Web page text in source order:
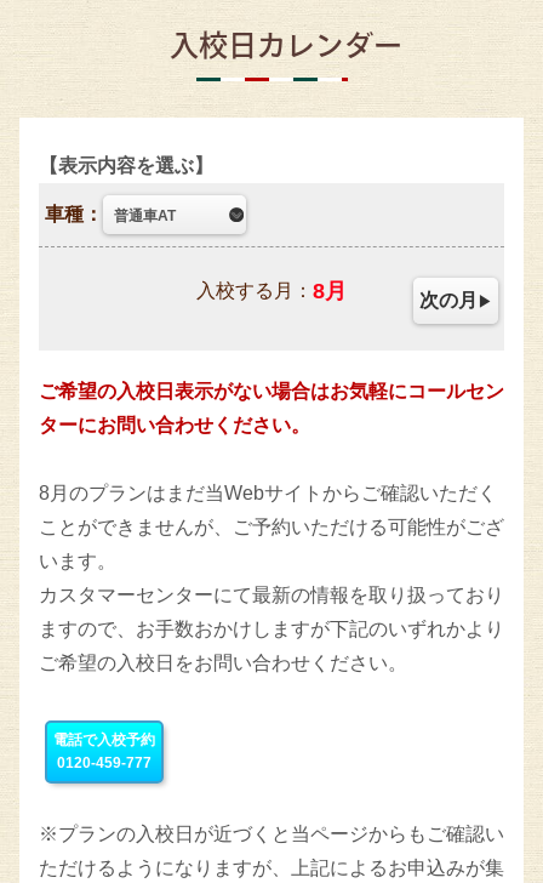
入校日カレンダー
表示内容を選ぶ
車種：
入校する月： 8月 次の月
ご希望の入校日表示がない場合はお気軽にコールセン
ターにお問い合わせください。
8月のプランはまだ当Webサイトからご確認いただく
ことができませんが、ご予約いただける可能性がござ
います。
カスタマーセンターにて最新の情報を取り扱っており
ますので、お手数おかけしますが下記のいずれかより
ご希望の入校日をお問い合わせください。
電話で入校予約
0120-459-777
※プランの入校日が近づくと当ページからもご確認い
ただけるようになりますが、上記によるお申込みが集